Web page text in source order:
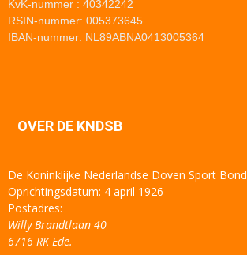
KvK-nummer : 40342242
RSIN-nummer: 005373645
IBAN-nummer: NL89ABNA0413005364
OVER DE KNDSB
De Koninklijke Nederlandse Doven Sport Bond
Oprichtingsdatum: 4 april 1926
Postadres:
Willy Brandtlaan 40
6716 RK Ede.